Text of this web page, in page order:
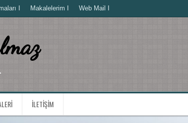
I Makalelerim I Web Mail I
İLETIŞIM